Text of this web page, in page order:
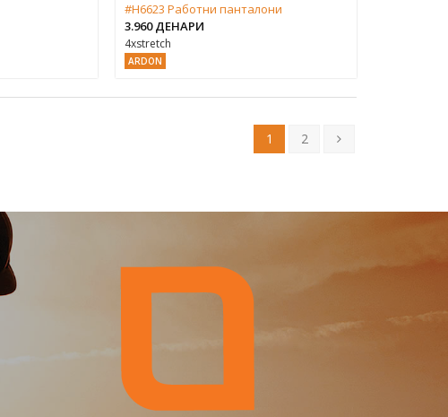
#H6623 Работни панталони
3.960 ДЕНАРИ
4xstretch
ARDON
1 2